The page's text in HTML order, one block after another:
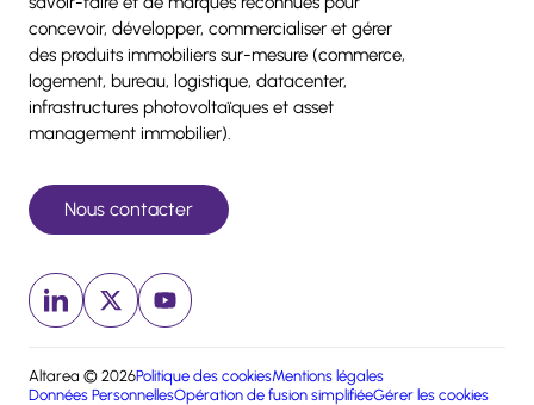
concevoir, développer, commercialiser et gérer
des produits immobiliers sur-mesure (commerce,
logement, bureau, logistique, datacenter,
infrastructures photovoltaïques et asset
management immobilier).
Nous contacter
Linkedin (nouvelle fenêtre)
x (nouvelle fenêtre)
Youtube (nouvelle fenêtre)
Altarea © 2026Politique des cookiesMentions légales
Données PersonnellesOpération de fusion simplifiéeGérer les cookies